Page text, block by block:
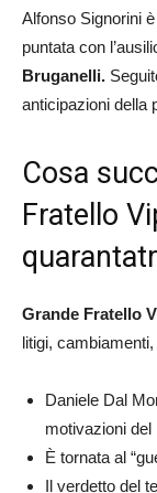
Alfonso Signorini
puntata con
Bruganelli.
anticipazioni della
Cosa
Fratello
Grande Fratello
litigi,
Daniele Dal
motivazioni
È tornata al
Il verdetto del